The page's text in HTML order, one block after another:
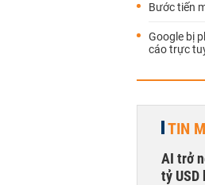
Bước tiến
Google bị
cáo trực
TIN
AI trở
tỷ